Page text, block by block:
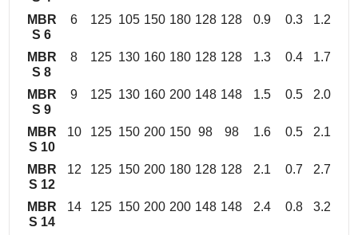
MBR
S 6
6 125 105 150 180 128 128 0.9 0.3 1.2
MBR
S 8
8 125 130 160 180 128 128 1.3 0.4 1.7
MBR
S 9
9 125 130 160 200 148 148 1.5 0.5 2.0
MBR
S 10
10 125 150 200 150 98 98 1.6 0.5 2.1
MBR
S 12
12 125 150 200 180 128 128 2.1 0.7 2.7
MBR
S 14
14 125 150 200 200 148 148 2.4 0.8 3.2